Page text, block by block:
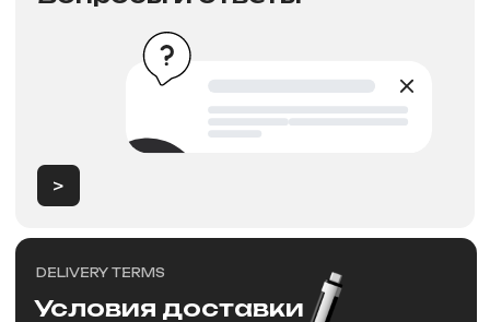
Рассрочка и кредит
INSTALLMENT AND CREDIT
Способы оплат